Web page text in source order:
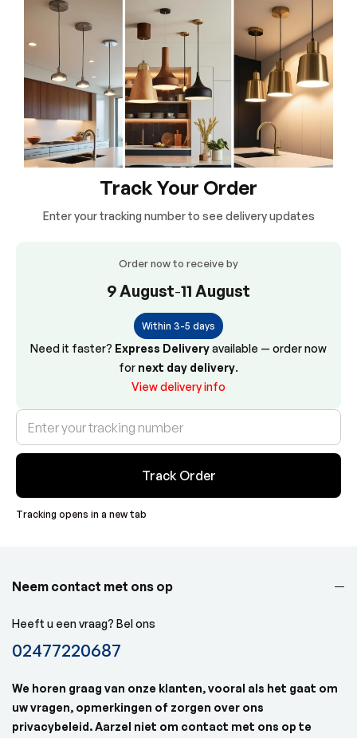
Track Your Order
Enter your tracking number to see delivery updates
Order now to receive by
9 August-11 August
Within 3-5 days
Need it faster? Express Deliveryavailable — order now
for next day delivery.
View delivery info
Track Order
Tracking opens in a new tab
Neem contact met ons op
Heeft u een vraag? Bel ons
02477220687
We horen graag van onze klanten, vooral als het gaat om
uw vragen, opmerkingen of zorgen over ons
privacybeleid. Aarzel niet om contact met ons op te